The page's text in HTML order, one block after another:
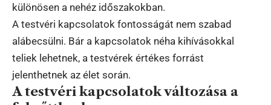
különösen a nehéz időszakokban.
A testvéri kapcsolatok fontosságát nem szabad
alábecsülni. Bár a kapcsolatok néha kihívásokkal
teliek lehetnek, a testvérek értékes forrást
jelenthetnek az élet során.
A testvéri kapcsolatok változása a